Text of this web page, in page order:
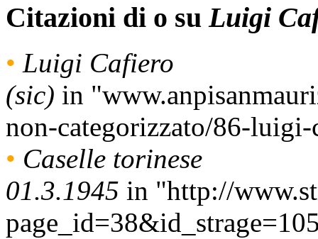
Citazioni di o su Luigi
• Luigi Cafiero
(sic) in
non-categorizzato/86-
• Caselle torinese
01.3.1945 in "http://